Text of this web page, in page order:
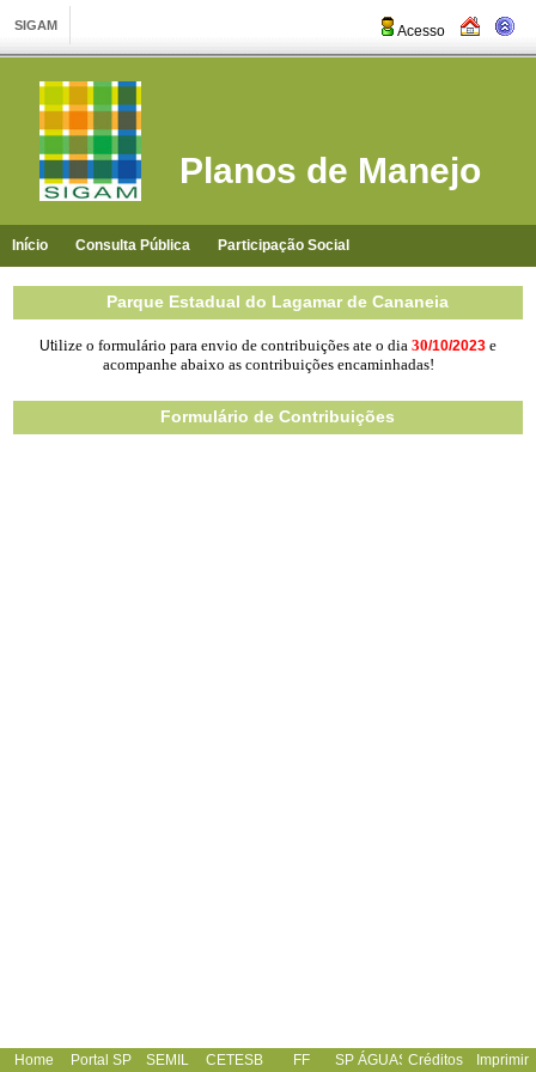
Acesso
Planos de Manejo
Início Consulta Pública Participação Social
Parque Estadual do Lagamar de Cananeia
Utilize o formulário para envio de contribuições ate o dia 30/10/2023 e
acompanhe abaixo as contribuições encaminhadas!
Formulário de Contribuições
Home Portal SP SEMIL CETESB FF SP ÁGUAS Créditos Imprimir